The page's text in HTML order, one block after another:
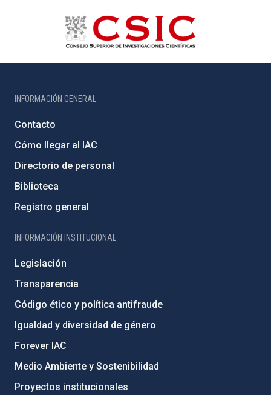
INFORMACIÓN GENERAL
Contacto
Cómo llegar al IAC
Directorio de personal
Biblioteca
Registro general
INFORMACIÓN INSTITUCIONAL
Legislación
Transparencia
Código ético y política antifraude
Igualdad y diversidad de género
Forever IAC
Medio Ambiente y Sostenibilidad
Proyectos institucionales